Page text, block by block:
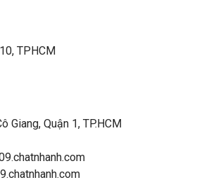
TPHCM
Giang, Quận 1, TP.HCM